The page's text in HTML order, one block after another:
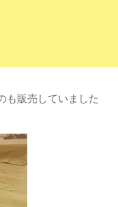
も販売していました